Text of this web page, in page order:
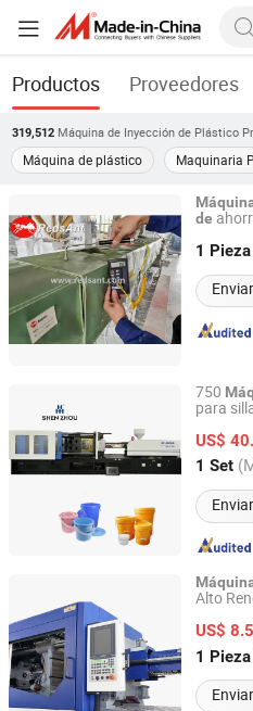
Productos Proveedores
319,512 Máquina de Inyección de Plástico
Máquina de plástico Maquinaria
de
1 Pieza
DongGuan RedsAnt Energy
Guangdong, China
750
para
US$
1 Set
Zhangjiagang Shenzhou
Jiangsu, China
Alto
US$
1 Pieza
Ningbo Huaway Machinery
Zhejiang, China